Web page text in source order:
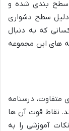
سطح بندی شده و
سطح دشواری
که به دنبال
های این مجموعه
متفاوت، درسنامه
نقاط قوت آن ها
آموزشی را به